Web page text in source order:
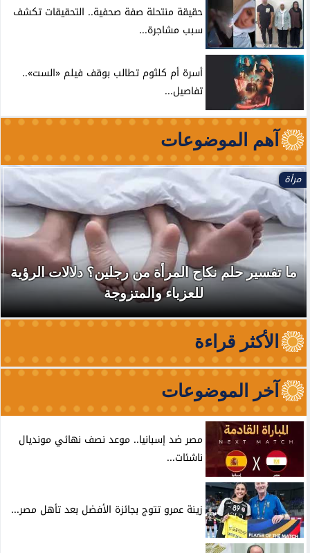
حقيقة منتحلة صفة صحفية.. التحقيقات تكشف
سبب مشاجرة...
أسرة أم كلثوم تطالب بوقف فيلم «الست»..
تفاصيل...
آهم الموضوعات
مرأة
ما تفسير حلم نكاح المرأة من رجلين؟ دلالات الرؤية
للعزباء والمتزوجة
الأكثر قراءة
آخر الموضوعات
مصر ضد إسبانيا.. موعد نصف نهائي مونديال
ناشئات...
زينة عمرو تتوج بجائزة الأفضل بعد تأهل مصر...